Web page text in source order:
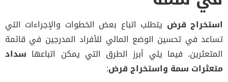
استخراج قرض يتطلب اتباع بعض الخطوات والإجراءات التي
تساعد في تحسين الوضع المالي للأفراد المدرجين في قائمة
المتعثرين. فيما يلي أبرز الطرق التي يمكن اتباعها سداد
متعثرات سمة واستخراج قرض: